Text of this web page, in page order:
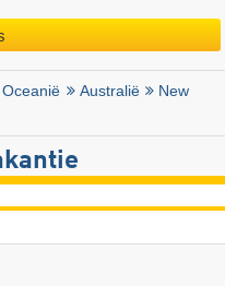
Australië
New